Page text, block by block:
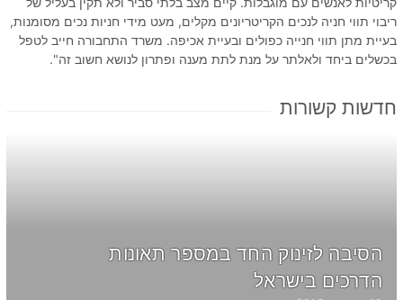
ריבוי תווי חניה לנכים הקריטריונים מקלים, מעט מידי חניות נכים מסומנות,
בעיית מתן תווי חנייה כפולים ובעיית אכיפה. משרד התחבורה חייב לטפל
בכשלים ביחד ולאלתר על מנת לתת מענה ופתרון לנושא חשוב זה".
חדשות קשורות
הסיבה לזינוק החד במספר תאונות
הדרכים בישראל